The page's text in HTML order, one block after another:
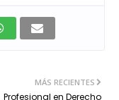
MÁS RECIENTES
Profesional en Derecho